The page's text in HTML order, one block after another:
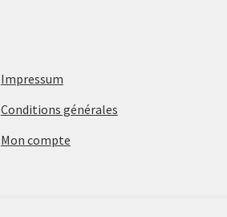
Impressum
Conditions générales
Mon compte